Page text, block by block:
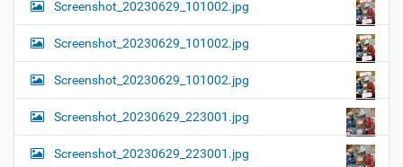
Screenshot_20230629_101002.jpg
Screenshot_20230629_101002.jpg
Screenshot_20230629_101002.jpg
Screenshot_20230629_223001.jpg
Screenshot_20230629_223001.jpg